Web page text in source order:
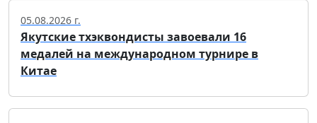
05.08.2026 г.
Якутские тхэквондисты завоевали 16
медалей на международном турнире в
Китае